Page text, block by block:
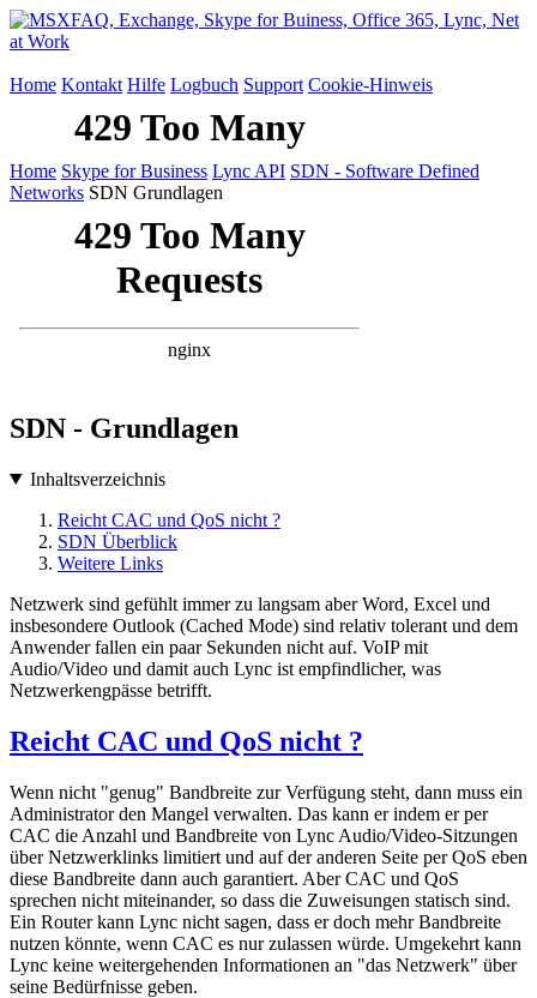
Home Kontakt Hilfe Logbuch Support Cookie-Hinweis
Home Skype for Business Lync API SDN - Software Defined
Networks SDN Grundlagen
SDN - Grundlagen
Inhaltsverzeichnis
Reicht CAC und QoS nicht ?
SDN Überblick
Weitere Links
Netzwerk sind gefühlt immer zu langsam aber Word, Excel und
insbesondere Outlook (Cached Mode) sind relativ tolerant und dem
Anwender fallen ein paar Sekunden nicht auf. VoIP mit
Audio/Video und damit auch Lync ist empfindlicher, was
Netzwerkengpässe betrifft.
Reicht CAC und QoS nicht ?
Wenn nicht "genug" Bandbreite zur Verfügung steht, dann muss ein
Administrator den Mangel verwalten. Das kann er indem er per
CAC die Anzahl und Bandbreite von Lync Audio/Video-Sitzungen
über Netzwerklinks limitiert und auf der anderen Seite per QoS eben
diese Bandbreite dann auch garantiert. Aber CAC und QoS
sprechen nicht miteinander, so dass die Zuweisungen statisch sind.
Ein Router kann Lync nicht sagen, dass er doch mehr Bandbreite
nutzen könnte, wenn CAC es nur zulassen würde. Umgekehrt kann
Lync keine weitergehenden Informationen an "das Netzwerk" über
seine Bedürfnisse geben.